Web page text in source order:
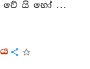
යි හෝ …